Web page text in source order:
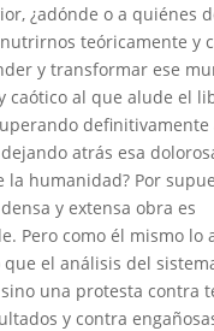
¿adónde o a quiénes
teóricamente y
y transformar ese
caótico al que alude el
definitivamente
atrás esa
la humanidad? Por
y extensa obra es
Pero como él mismo lo
el análisis del
una protesta contra
y contra